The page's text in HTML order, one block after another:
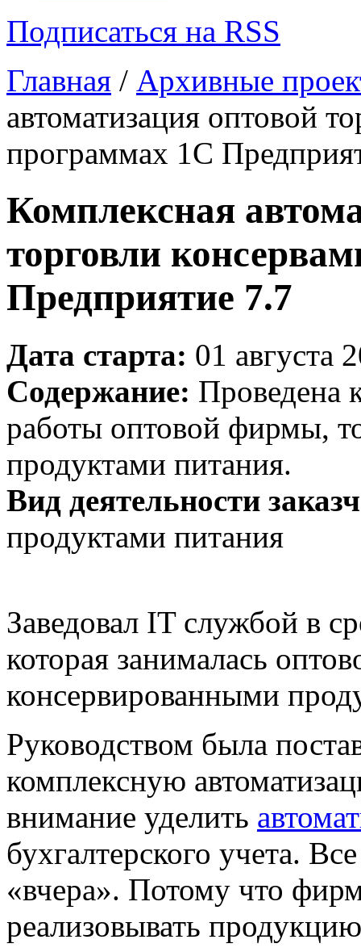
Подписаться на RSS
Главная / Архивные
автоматизация оптовой
программах 1С
Комплексная
торговли
Предприятие 7.7
Дата старта: 01 августа
Содержание: Проведена
работы оптовой фирмы,
продуктами питания.
Вид деятельности
продуктами питания
Заведовал IT службой в
которая занималась
консервированными
Руководством была
комплексную
внимание уделить
бухгалтерского учета.
«вчера». Потому что
реализовывать